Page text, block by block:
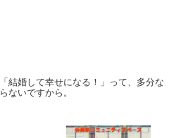
「結婚して幸せになる！」って、多分な
らないですから。